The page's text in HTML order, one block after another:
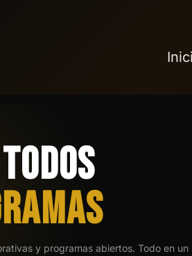
y programas abiertos. Todo en un